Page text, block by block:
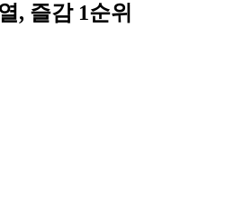
, 즐감 1순위